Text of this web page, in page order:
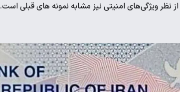
نظر ویژگی‌های امنیتی نیز مشابه نمونه های قبلی است.